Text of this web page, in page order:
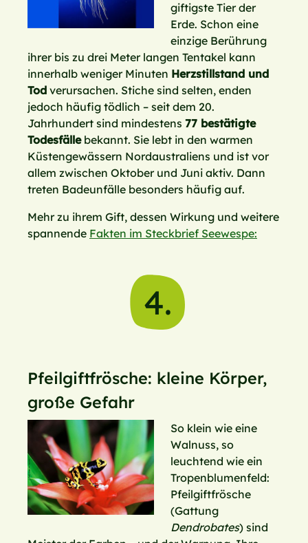
giftigste Tier der
Erde. Schon eine
einzige Berührung
ihrer bis zu drei Meter langen Tentakel kann
innerhalb weniger Minuten Herzstillstand und
Tod verursachen. Stiche sind selten, enden
jedoch häufig tödlich – seit dem 20.
Jahrhundert sind mindestens 77 bestätigte
Todesfällebekannt. Sie lebt in den warmen
Küstengewässern Nordaustraliens und ist vor
allem zwischen Oktober und Juni aktiv. Dann
treten Badeunfälle besonders häufig auf.
Mehr zu ihrem Gift, dessen Wirkung und weitere
spannende Fakten im Steckbrief Seewespe:
4.
Pfeilgiftfrösche: kleine Körper,
große Gefahr
So klein wie eine
Walnuss, so
leuchtend wie ein
Tropenblumenfeld:
Pfeilgiftfrösche
(Gattung
Dendrobates) sind